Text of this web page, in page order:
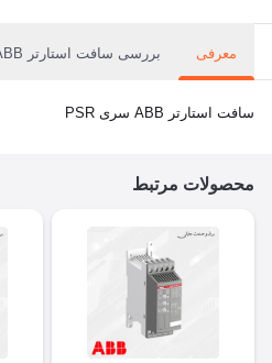
معرفی بررسی سافت استارتر ABB
سافت استارتر ABB سری PSR
محصولات مرتبط